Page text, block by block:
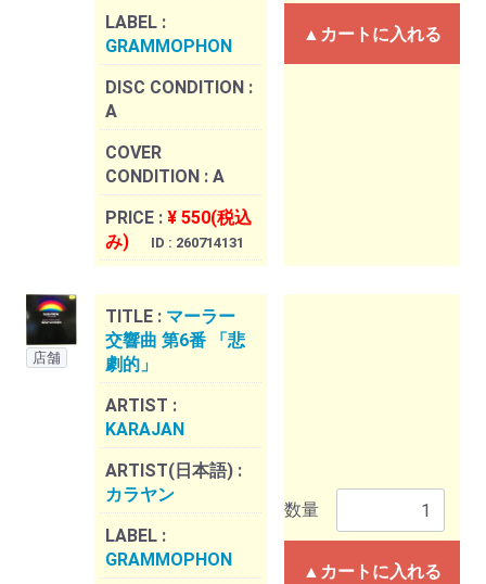
LABEL :
GRAMMOPHON
DISC CONDITION :
A
COVER
CONDITION : A
PRICE : ¥ 550(税込
み)
ID : 260714131
▲カートに入れる
店舗
TITLE : マーラー
交響曲 第6番 「悲
劇的」
ARTIST :
KARAJAN
ARTIST(日本語) :
カラヤン
LABEL :
GRAMMOPHON
数量
▲カートに入れる